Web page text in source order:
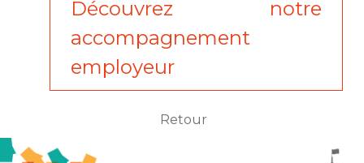
Découvrez notre
accompagnement
employeur
Retour